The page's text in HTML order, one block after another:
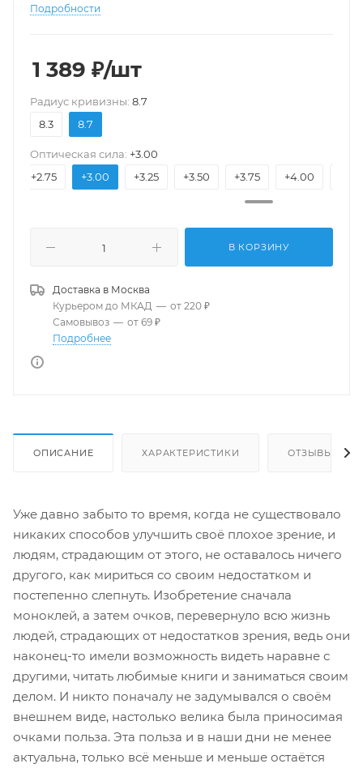
Подробности
1 389 ₽/шт
Pадиус кривизны: 8.7
8.3
8.7
Оптическая сила: +3.00
+2.75 +3.00 +3.25 +3.50 +3.75 +4.00
В КОРЗИНУ
Доставка в Москва
Курьером до МКАД — от 220 ₽
Самовывоз — от 69 ₽
Подробнее
ОПИСАНИЕ ХАРАКТЕРИСТИКИ ОТЗЫВЫ
Уже давно забыто то время, когда не существовало
никаких способов улучшить своё плохое зрение, и
людям, страдающим от этого, не оставалось ничего
другого, как мириться со своим недостатком и
постепенно слепнуть. Изобретение сначала
моноклей, а затем очков, перевернуло всю жизнь
людей, страдающих от недостатков зрения, ведь они
наконец-то имели возможность видеть наравне с
другими, читать любимые книги и заниматься своим
делом. И никто поначалу не задумывался о своём
внешнем виде, настолько велика была приносимая
очками польза. Эта польза и в наши дни не менее
актуальна, только всё меньше и меньше остаётся